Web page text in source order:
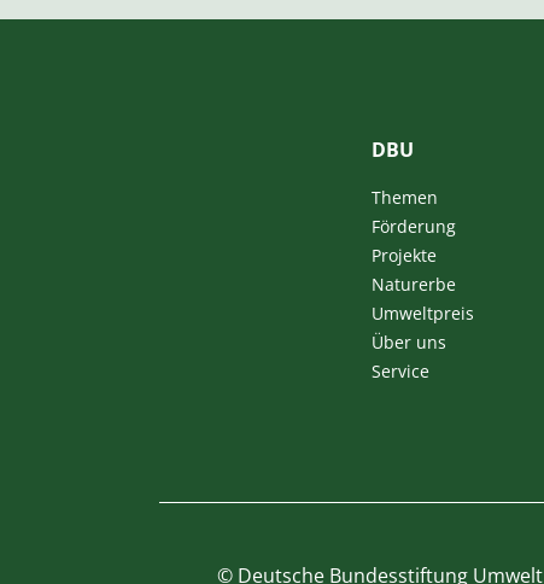
DBU
Themen
Förderung
Projekte
Naturerbe
Umweltpreis
Über uns
Service
© Deutsche Bundesstiftung Umwelt